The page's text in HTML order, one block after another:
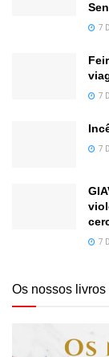
7
7
7
7
Os nossos livros